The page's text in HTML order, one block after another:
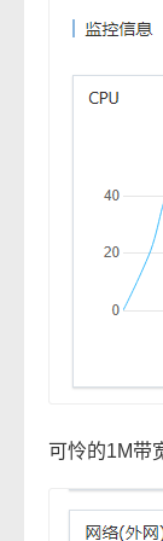
可怜的1M带